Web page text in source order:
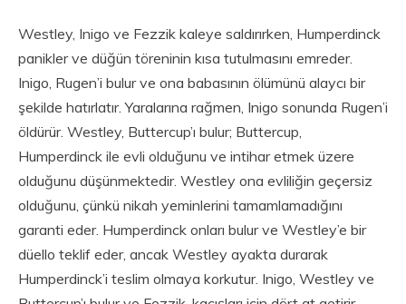
Westley, Inigo ve Fezzik kaleye saldırırken, Humperdinck
panikler ve düğün töreninin kısa tutulmasını emreder.
Inigo, Rugen’i bulur ve ona babasının ölümünü alaycı bir
şekilde hatırlatır. Yaralarına rağmen, Inigo sonunda Rugen’i
öldürür. Westley, Buttercup’ı bulur; Buttercup,
Humperdinck ile evli olduğunu ve intihar etmek üzere
olduğunu düşünmektedir. Westley ona evliliğin geçersiz
olduğunu, çünkü nikah yeminlerini tamamlamadığını
garanti eder. Humperdinck onları bulur ve Westley’e bir
düello teklif eder, ancak Westley ayakta durarak
Humperdinck’i teslim olmaya korkutur. Inigo, Westley ve